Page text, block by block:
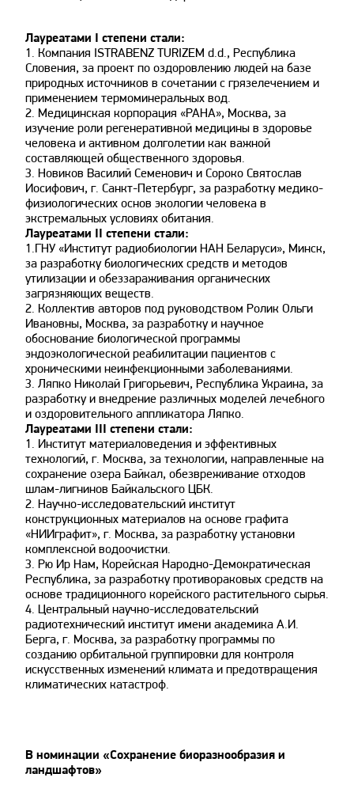
Лауреатами I степени стали:
1. Компания ISTRABENZ TURIZEM d.d., Республика
Словения, за проект по оздоровлению людей на базе
природных источников в сочетании с грязелечением и
применением термоминеральных вод.
2. Медицинская корпорация «РАНА», Москва, за
изучение роли регенеративной медицины в здоровье
человека и активном долголетии как важной
составляющей общественного здоровья.
3. Новиков Василий Семенович и Сороко Святослав
Иосифович, г. Санкт-Петербург, за разработку медико-
физиологических основ экологии человека в
экстремальных условиях обитания.
Лауреатами II степени стали:
1.ГНУ «Институт радиобиологии НАН Беларуси», Минск,
за разработку биологических средств и методов
утилизации и обеззараживания органических
загрязняющих веществ.
2. Коллектив авторов под руководством Ролик Ольги
Ивановны, Москва, за разработку и научное
обоснование биологической программы
эндоэкологической реабилитации пациентов с
хроническими неинфекционными заболеваниями.
3. Ляпко Николай Григорьевич, Республика Украина, за
разработку и внедрение различных моделей лечебного
и оздоровительного аппликатора Ляпко.
Лауреатами III степени стали:
1. Институт материаловедения и эффективных
технологий, г. Москва, за технологии, направленные на
сохранение озера Байкал, обезвреживание отходов
шлам-лигнинов Байкальского ЦБК.
2. Научно-исследовательский институт
конструкционных материалов на основе графита
«НИИграфит», г. Москва, за разработку установки
комплексной водоочистки.
3. Рю Ир Нам, Корейская Народно-Демократическая
Республика, за разработку противораковых средств на
основе традиционного корейского растительного сырья.
4. Центральный научно-исследовательский
радиотехнический институт имени академика А.И.
Берга, г. Москва, за разработку программы по
cозданию орбитальной группировки для контроля
искусственных изменений климата и предотвращения
климатических катастроф.
В номинации «Сохранение биоразнообразия и
ландшафтов»